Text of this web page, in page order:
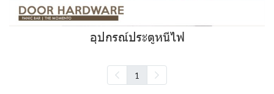
อุปกรณ์ประตูหนีไฟ
1